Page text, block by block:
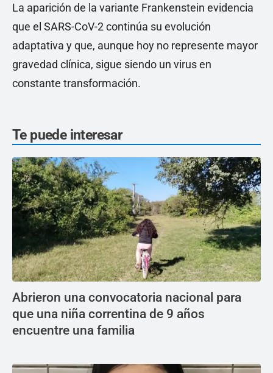
La aparición de la variante Frankenstein evidencia
que el SARS-CoV-2 continúa su evolución
adaptativa y que, aunque hoy no represente mayor
gravedad clínica, sigue siendo un virus en
constante transformación.
Te puede interesar
Abrieron una convocatoria nacional para
que una niña correntina de 9 años
encuentre una familia